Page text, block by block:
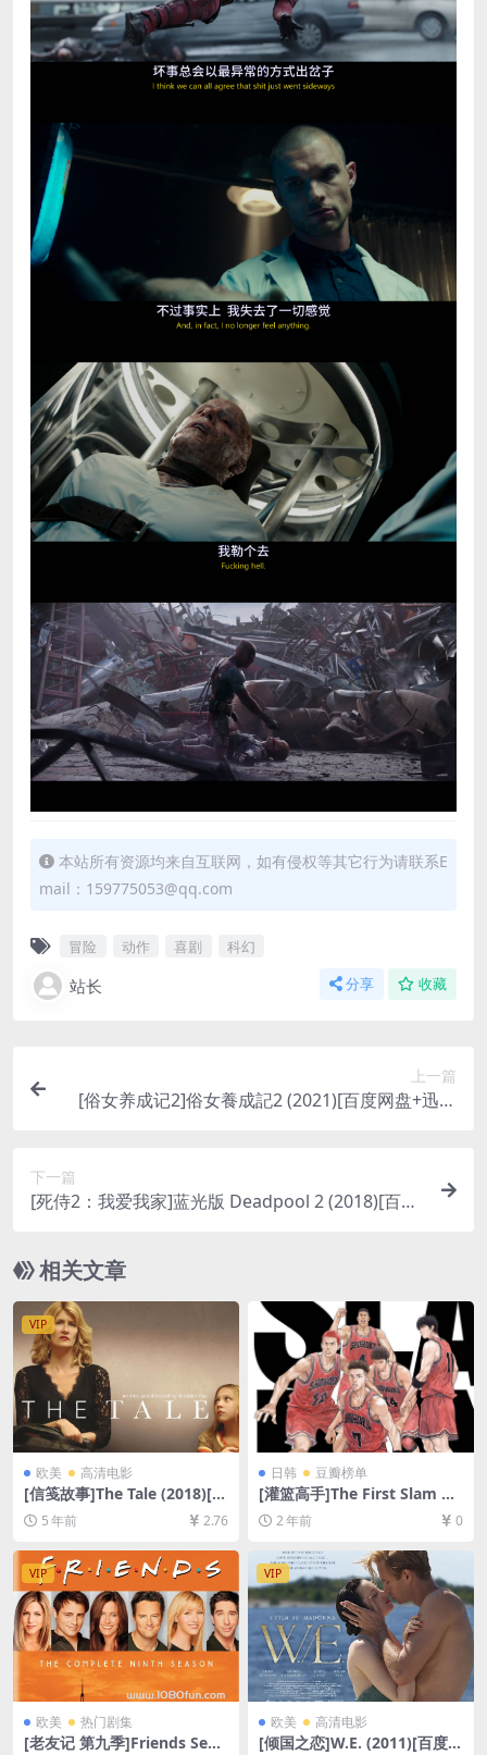
本站所有资源均来自互联网，如有侵权等其它行为请联系E
mail：159775053@qq.com
冒险 动作 喜剧 科幻
站长 分享 收藏
上一篇
[俗女养成记2]俗女養成記2 (2021)[百度网盘+迅雷
下一篇
[死侍2：我爱我家]蓝光版 Deadpool 2 (2018)[百度
[中英字幕]
相关文章
VIP
欧美 高清电影
[信笺故事]The Tale (2018)[百
度网盘+迅雷云盘资源1080P
超清未删减][MP4/7.5GB][中
英字幕]
5 年前 2.76
日韩 豆瓣榜单
[灌篮高手]The First Slam Du
nk (2022)[百度网盘+夸克网
盘1080P超清未删减资源][网
盘在线播放/下载][MP4/7.8G
B][中文字幕]
2 年前 0
VIP
欧美 热门剧集
[老友记 第九季]Friends Seas
VIP
欧美 高清电影
[倾国之恋]W.E. (2011)[百度网